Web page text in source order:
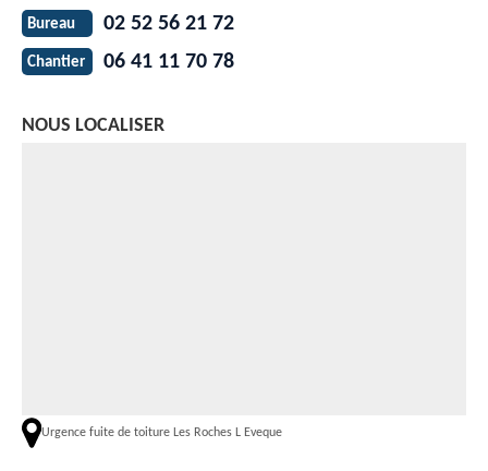
Bureau 02 52 56 21 72
Chantier 06 41 11 70 78
NOUS LOCALISER
Urgence fuite de toiture Les Roches L Eveque